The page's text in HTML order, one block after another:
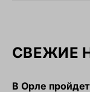
СВЕЖИЕ
В Орле